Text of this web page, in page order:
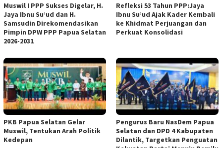
Muswil I PPP Sukses Digelar, H.
Jaya Ibnu Su’ud dan H.
Samsudin Direkomendasikan
Pimpin DPW PPP Papua Selatan
2026-2031
Refleksi 53 Tahun PPP:Jaya
Ibnu Su’ud Ajak Kader Kembali
ke Khidmat Perjuangan dan
Perkuat Konsolidasi
PKB Papua Selatan Gelar
Muswil, Tentukan Arah Politik
Kedepan
Pengurus Baru NasDem Papua
Selatan dan DPD 4 Kabupaten
Dilantik, Targetkan Penguatan